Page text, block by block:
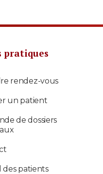
pratiques
rendez-vous
un patient
de dossiers
des patients